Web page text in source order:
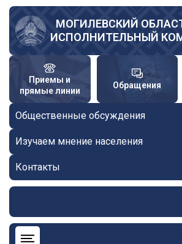
Перейти
основному
содержанию
МОГИЛЕВСКИЙ
ИСПОЛНИТЕЛЬНЫЙ
Приемы и
прямые линии
Обращения
Общественные обсуждения
Изучаем мнение населения
Контакты